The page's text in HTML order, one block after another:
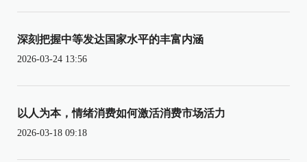
深刻把握中等发达国家水平的丰富内涵
2026-03-24 13:56
以人为本，情绪消费如何激活消费市场活力
2026-03-18 09:18